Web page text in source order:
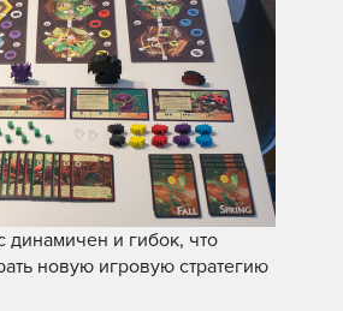
динамичен и гибок, что
новую игровую стратегию